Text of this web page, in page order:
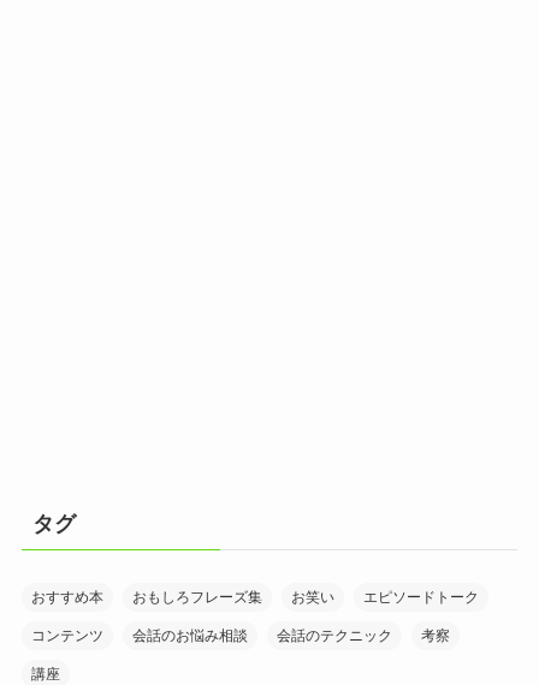
タグ
おすすめ本 おもしろフレーズ集 お笑い エピソードトーク
コンテンツ 会話のお悩み相談 会話のテクニック 考察
講座